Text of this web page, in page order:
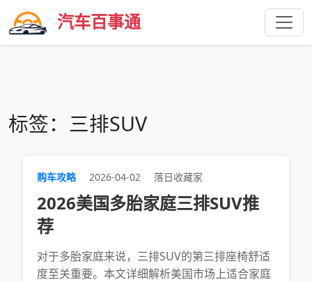
汽车百事通
标签：三排SUV
购车攻略 2026-04-02 落日收藏家
2026美国多胎家庭三排SUV推
荐
对于多胎家庭来说，三排SUV的第三排座椅舒适
度至关重要。本文详细解析美国市场上适合家庭